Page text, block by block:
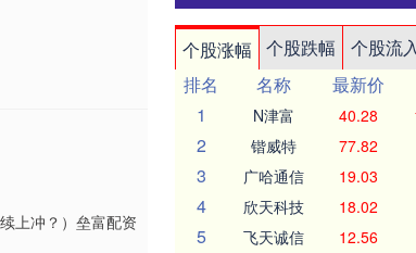
上冲？）垒富配资
个股涨幅 个股跌幅 个股流
排名
名称 最新价
1
N津富 40.28
2 锴威特 77.82
3 广哈通信 19.03
4 欣天科技 18.02
5 飞天诚信 12.56